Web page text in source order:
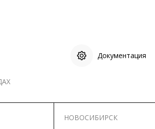
Документация
НОВОСИБИРСК